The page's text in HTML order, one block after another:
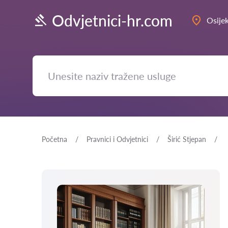
Odvjetnici-hr.com
Početna Pravnici i Odvjetnici Širić Stjepan